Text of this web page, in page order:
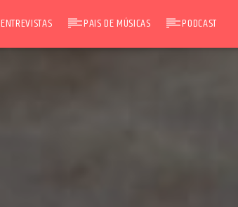
ENTREVISTAS PAIS DE MÚSICAS PODCAST